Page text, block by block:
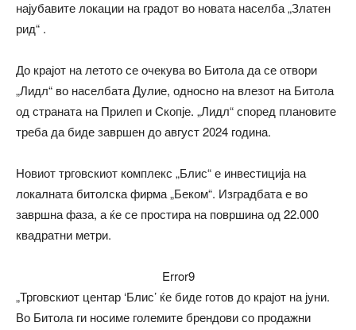
најубавите локации на градот во новата населба „Златен
рид“ .
До крајот на летото се очекува во Битола да се отвори
„Лидл“ во населбата Дулие, односно на влезот на Битола
од страната на Прилеп и Скопје. „Лидл“ според плановите
треба да биде завршен до август 2024 година.
Новиот трговскиот комплекс „Блис“ е инвестиција на
локалната битолска фирма „Беком“. Изградбата е во
завршна фаза, а ќе се простира на површина од 22.000
квадратни метри.
Error9
„Трговскиот центар ‘Блис’ ќе биде готов до крајот на јуни.
Во Битола ги носиме големите брендови со продажни